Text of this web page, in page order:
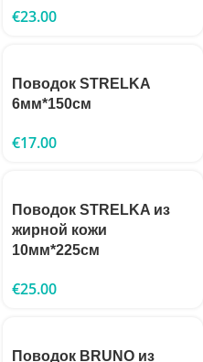
€23.00
Поводок STRELKA
6мм*150см
€17.00
Поводок STRELKA из
жирной кожи
10мм*225см
€25.00
Поводок BRUNO из